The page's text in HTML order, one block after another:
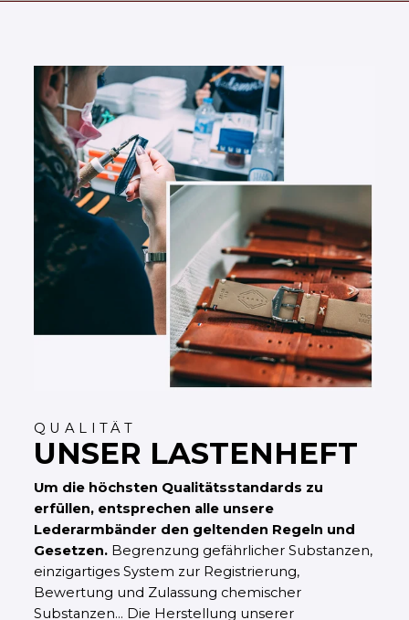
QUALITÄT
UNSER LASTENHEFT
Um die höchsten Qualitätsstandards zu
erfüllen, entsprechen alle unsere
Lederarmbänder den geltenden Regeln und
Gesetzen. Begrenzung gefährlicher Substanzen,
einzigartiges System zur Registrierung,
Bewertung und Zulassung chemischer
Substanzen... Die Herstellung unserer